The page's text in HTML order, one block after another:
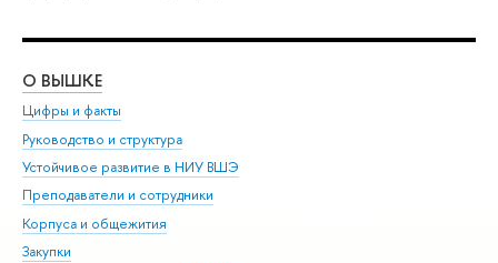
О ВЫШКЕ
Цифры и факты
Руководство и структура
Устойчивое развитие в НИУ ВШЭ
Преподаватели и сотрудники
Корпуса и общежития
Закупки